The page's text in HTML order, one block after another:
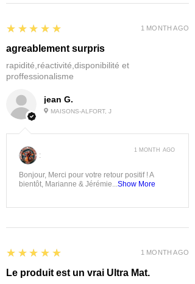
jean G.
MAISONS-ALFORT, J
5
★★★★★
agreablement surpris
rapidité,réactivité,disponibilité et
proffessionalisme
1 MONTH AGO
:
Bonjour, Merci pour votre retour positif ! A
bientôt, Marianne & Jérémie...Show More
1 MONTH AGO
5
★★★★★
Le produit est un vrai Ultra Mat.
1 MONTH AGO